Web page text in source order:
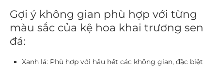
Gợi ý không gian phù hợp với từng
màu sắc của kệ hoa khai trương sen
đá:
Xanh lá: Phù hợp với hầu hết các không gian, đặc biệt